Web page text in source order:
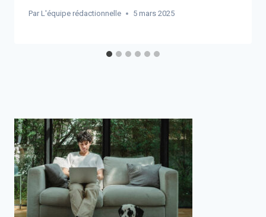
Par L'équipe rédactionnelle 5 mars 2025